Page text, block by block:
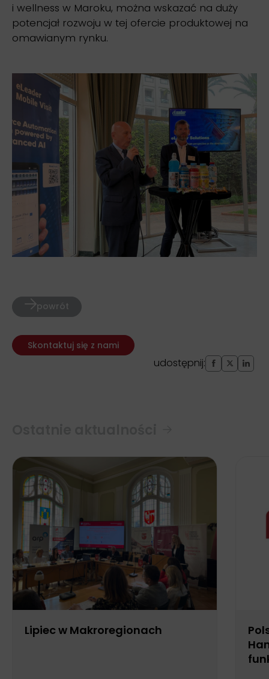
i wellness w Maroku, można wskazać na duży
potencjał rozwoju w tej ofercie produktowej na
omawianym rynku.
powrót
Skontaktuj się z nami
udostępnij:
Lipiec w Makroregionach